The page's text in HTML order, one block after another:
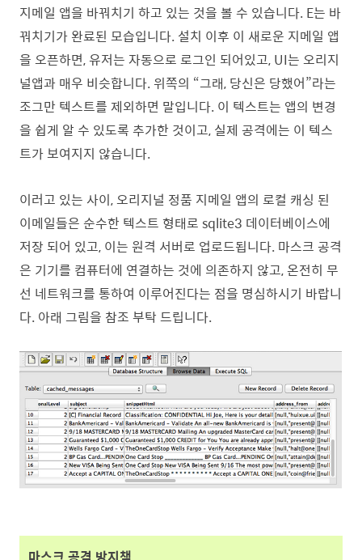
지메일 앱을 바꿔치기 하고 있는 것을 볼 수 있습니다. E는 바
꿔치기가 완료된 모습입니다. 설치 이후 이 새로운 지메일 앱
을 오픈하면, 유저는 자동으로 로그인 되어있고, UI는 오리지
널앱과 매우 비슷합니다. 위쪽의 “그래, 당신은 당했어”라는
조그만 텍스트를 제외하면 말입니다. 이 텍스트는 앱의 변경
을 쉽게 알 수 있도록 추가한 것이고, 실제 공격에는 이 텍스
트가 보여지지 않습니다.
이러고 있는 사이, 오리지널 정품 지메일 앱의 로컬 캐싱 된
이메일들은 순수한 텍스트 형태로 sqlite3 데이터베이스에
저장 되어 있고, 이는 원격 서버로 업로드됩니다. 마스크 공격
은 기기를 컴퓨터에 연결하는 것에 의존하지 않고, 온전히 무
선 네트워크를 통하여 이루어진다는 점을 명심하시기 바랍니
다. 아래 그림을 참조 부탁 드립니다.